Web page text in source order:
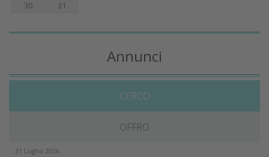
30
31
Annunci
CERCO
OFFRO
31 Luglio 2026